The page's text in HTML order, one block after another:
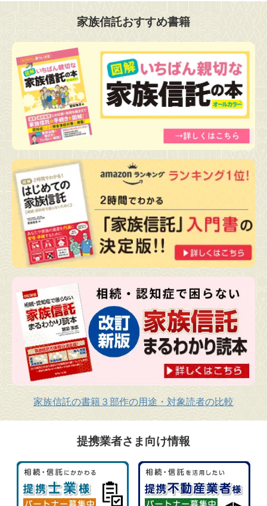
家族信託おすすめ書籍
家族信託の書籍３部作の用途・対象読者の比較
提携業者さま向け情報